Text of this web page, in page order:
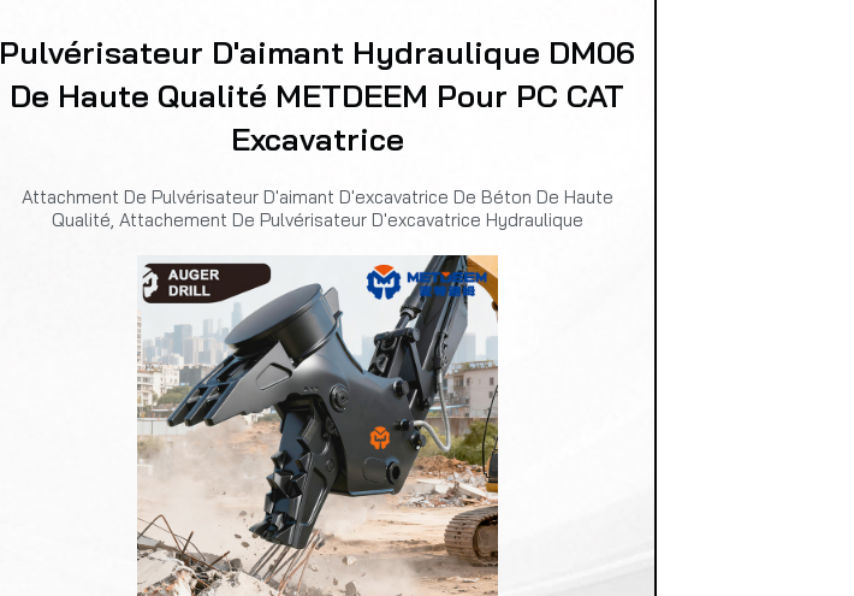
Pulvérisateur D'aimant Hydraulique DM06
De Haute Qualité METDEEM Pour PC CAT
Excavatrice
Attachment De Pulvérisateur D'aimant D'excavatrice De Béton De Haute
Qualité, Attachement De Pulvérisateur D'excavatrice Hydraulique